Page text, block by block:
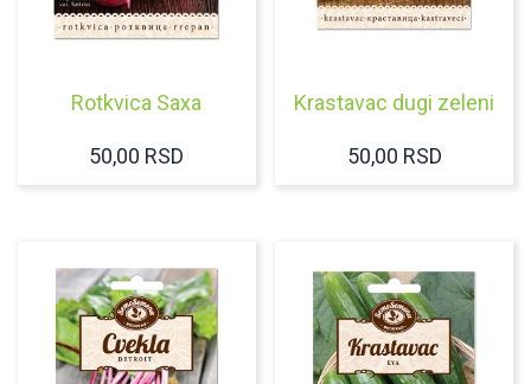
Rotkvica Saxa
50,00 RSD
Krastavac dugi zeleni
50,00 RSD